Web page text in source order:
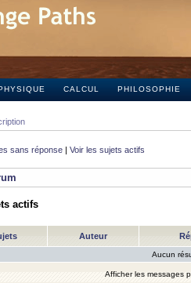
CALCUL PHILOSOPHIE
sans réponse | Voir les sujets actifs
actifs
Auteur
Aucun
Afficher les messages